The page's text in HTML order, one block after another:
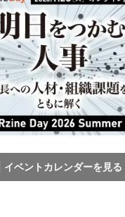
イベントカレンダーを見る